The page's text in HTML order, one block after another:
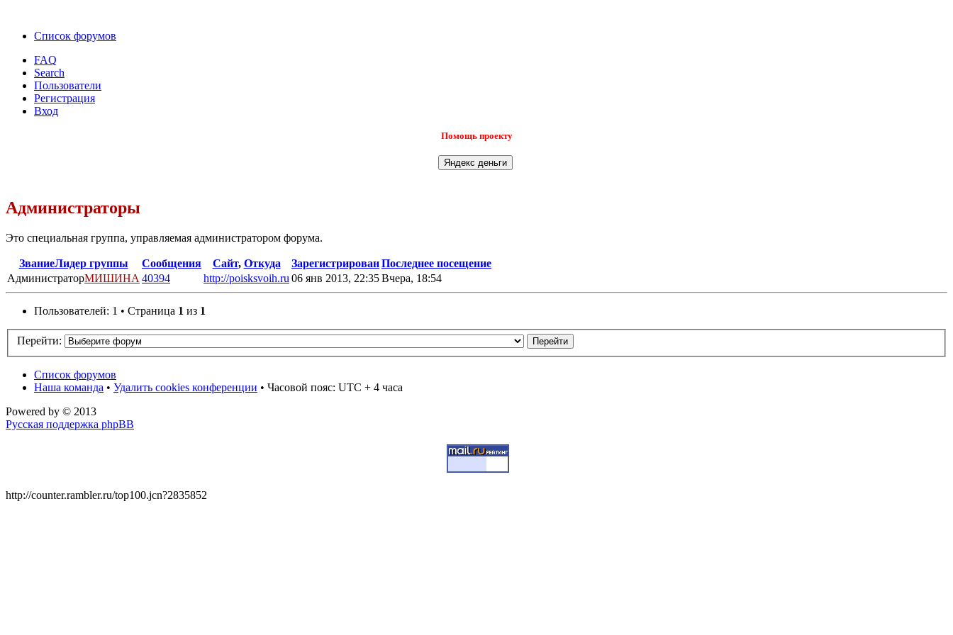
Список форумов
FAQ
Search
Пользователи
Регистрация
Вход
Помощь проекту
Администраторы
Это специальная группа, управляемая администратором форума.
ЗваниеЛидер группы Сообщения Сайт, Откуда ЗарегистрированПоследнее посещение
АдминистраторМИШИНА 40394 http://poisksvoih.ru 06 янв 2013, 22:35Вчера, 18:54
Пользователей: 1 • Страница 1 из 1
Перейти:
Список форумов
Наша команда • Удалить cookies конференции • Часовой пояс: UTC + 4 часа
Powered by © 2013
Русская поддержка phpBB
http://counter.rambler.ru/top100.jcn?2835852